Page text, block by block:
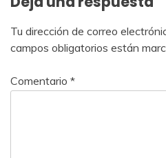
Tu dirección de correo
campos obligatorios están
Comentario *